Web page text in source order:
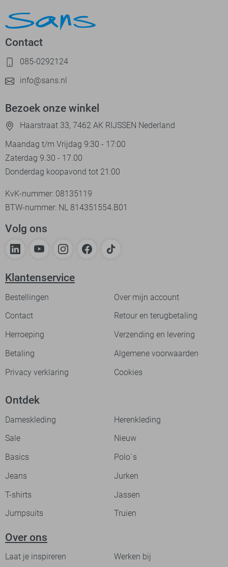
Contact
085-0292124
info@sans.nl
Bezoek onze winkel
Haarstraat 33, 7462 AK RIJSSEN Nederland
Maandag t/m Vrijdag 9:30 - 17:00
Zaterdag 9.30 - 17.00
Donderdag koopavond tot 21:00
KvK-nummer: 08135119
BTW-nummer: NL 814351554.B01
Volg ons
Klantenservice
Bestellingen
Over mijn account
Contact
Retour en terugbetaling
Herroeping
Verzending en levering
Betaling
Algemene voorwaarden
Privacy verklaring
Cookies
Ontdek
Dameskleding
Herenkleding
Sale
Nieuw
Basics
Polo`s
Jeans
Jurken
T-shirts
Jassen
Jumpsuits
Truien
Over ons
Laat je inspireren Werken bij